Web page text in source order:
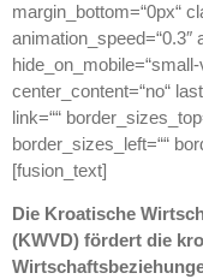
margin_bottom=“0px“
animation_speed=“0.3″
center_content=“no“
link=““
border_sizes_left=““
[fusion_text]
Die Kroatische
(KWVD) fördert die